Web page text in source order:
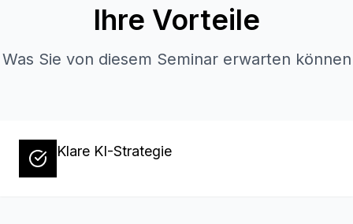
Ihre Vorteile
Was Sie von diesem Seminar erwarten können
Klare KI-Strategie